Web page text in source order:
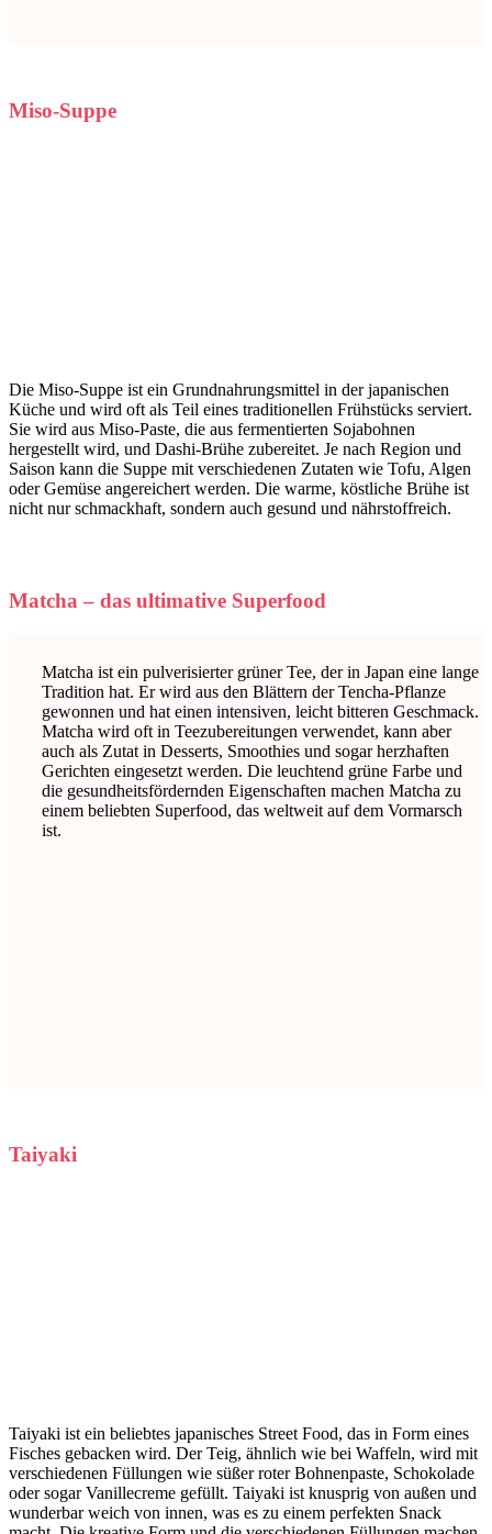
Miso-Suppe
Die Miso-Suppe ist ein Grundnahrungsmittel in der japanischen
Küche und wird oft als Teil eines traditionellen Frühstücks serviert.
Sie wird aus Miso-Paste, die aus fermentierten Sojabohnen
hergestellt wird, und Dashi-Brühe zubereitet. Je nach Region und
Saison kann die Suppe mit verschiedenen Zutaten wie Tofu, Algen
oder Gemüse angereichert werden. Die warme, köstliche Brühe ist
nicht nur schmackhaft, sondern auch gesund und nährstoffreich.
Matcha – das ultimative Superfood
Matcha ist ein pulverisierter grüner Tee, der in Japan eine lange
Tradition hat. Er wird aus den Blättern der Tencha-Pflanze
gewonnen und hat einen intensiven, leicht bitteren Geschmack.
Matcha wird oft in Teezubereitungen verwendet, kann aber
auch als Zutat in Desserts, Smoothies und sogar herzhaften
Gerichten eingesetzt werden. Die leuchtend grüne Farbe und
die gesundheitsfördernden Eigenschaften machen Matcha zu
einem beliebten Superfood, das weltweit auf dem Vormarsch
ist.
Taiyaki
Taiyaki ist ein beliebtes japanisches Street Food, das in Form eines
Fisches gebacken wird. Der Teig, ähnlich wie bei Waffeln, wird mit
verschiedenen Füllungen wie süßer roter Bohnenpaste, Schokolade
oder sogar Vanillecreme gefüllt. Taiyaki ist knusprig von außen und
wunderbar weich von innen, was es zu einem perfekten Snack